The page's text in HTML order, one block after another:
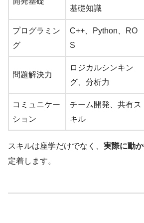
基礎知識
プログラミン
グ
C++、Python、RO
S
問題解決力
ロジカルシンキン
グ、分析力
コミュニケー
ション
チーム開発、共有ス
キル
スキルは座学だけでなく、 実際に動
定着します。